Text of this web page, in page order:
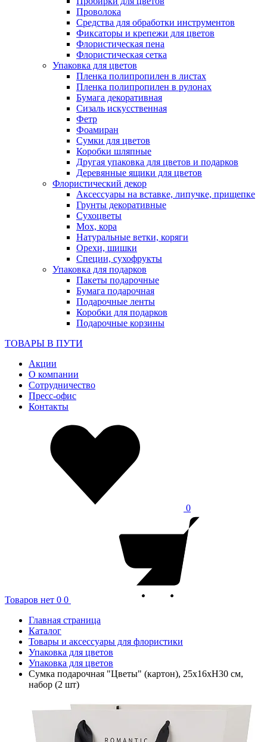
Проволока
Средства для обработки инструментов
Фиксаторы и крепежи для цветов
Флористическая пена
Флористическая сетка
Упаковка для цветов
Пленка полипропилен в листах
Пленка полипропилен в рулонах
Бумага декоративная
Сизаль искусственная
Фетр
Фоамиран
Сумки для цветов
Коробки шляпные
Другая упаковка для цветов и подарков
Деревянные ящики для цветов
Флористический декор
Аксессуары на вставке, липучке, прищепке
Грунты декоративные
Сухоцветы
Мох, кора
Натуральные ветки, коряги
Орехи, шишки
Специи, сухофрукты
Упаковка для подарков
Пакеты подарочные
Бумага подарочная
Подарочные ленты
Коробки для подарков
Подарочные корзины
ТОВАРЫ В ПУТИ
Акции
О компании
Сотрудничество
Пресс-офис
Контакты
0
Товаров нет 0 0
Главная страница
Каталог
Товары и аксессуары для флористики
Упаковка для цветов
Упаковка для цветов
Сумка подарочная "Цветы" (картон), 25x16xH30 см,
набор (2 шт)